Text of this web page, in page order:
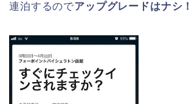
連泊するのでアップグレードはナシ！